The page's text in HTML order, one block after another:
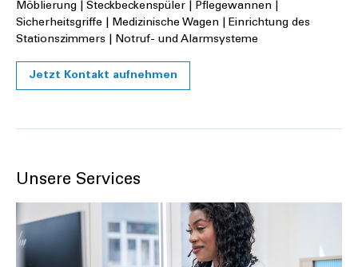
Möblierung | Steckbeckenspüler | Pflegewannen |
Sicherheitsgriffe | Medizinische Wagen | Einrichtung des
Stationszimmers | Notruf- und Alarmsysteme
Jetzt Kontakt aufnehmen
Unsere Services